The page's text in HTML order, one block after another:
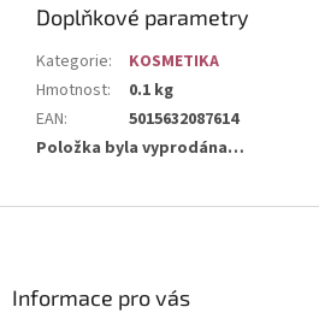
Doplňkové parametry
Kategorie:
KOSMETIKA
Hmotnost:
0.1 kg
EAN:
5015632087614
Položka byla vyprodána…
Informace pro vás